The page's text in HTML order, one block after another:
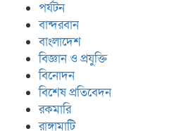
পর্যটন
বান্দরবান
বাংলাদেশ
বিজ্ঞান ও প্রযুক্তি
বিনোদন
বিশেষ প্রতিবেদন
রকমারি
রাঙ্গামাটি